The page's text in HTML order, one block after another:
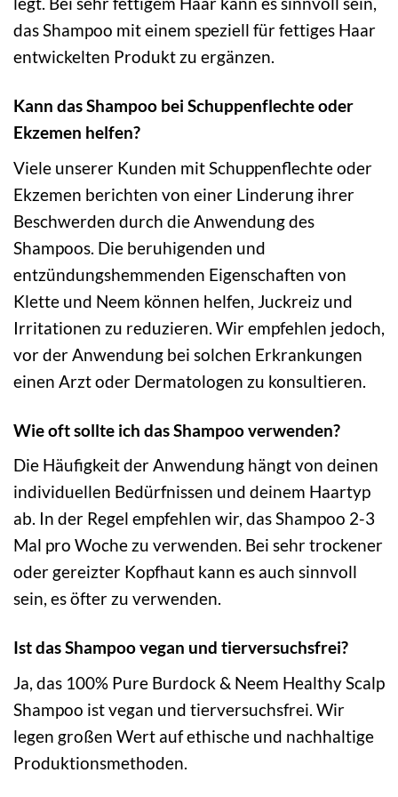
das Shampoo mit einem speziell für fettiges Haar
entwickelten Produkt zu ergänzen.
Kann das Shampoo bei Schuppenflechte oder
Ekzemen helfen?
Viele unserer Kunden mit Schuppenflechte oder
Ekzemen berichten von einer Linderung ihrer
Beschwerden durch die Anwendung des
Shampoos. Die beruhigenden und
entzündungshemmenden Eigenschaften von
Klette und Neem können helfen, Juckreiz und
Irritationen zu reduzieren. Wir empfehlen jedoch,
vor der Anwendung bei solchen Erkrankungen
einen Arzt oder Dermatologen zu konsultieren.
Wie oft sollte ich das Shampoo verwenden?
Die Häufigkeit der Anwendung hängt von deinen
individuellen Bedürfnissen und deinem Haartyp
ab. In der Regel empfehlen wir, das Shampoo 2-3
Mal pro Woche zu verwenden. Bei sehr trockener
oder gereizter Kopfhaut kann es auch sinnvoll
sein, es öfter zu verwenden.
Ist das Shampoo vegan und tierversuchsfrei?
Ja, das 100% Pure Burdock & Neem Healthy Scalp
Shampoo ist vegan und tierversuchsfrei. Wir
legen großen Wert auf ethische und nachhaltige
Produktionsmethoden.